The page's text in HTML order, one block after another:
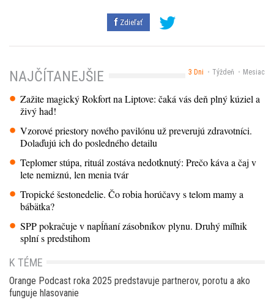
Zdieľať
3 Dni Týždeň Mesiac
NAJČÍTANEJŠIE
Zažite magický Rokfort na Liptove: čaká vás deň plný kúziel a
živý had!
Vzorové priestory nového pavilónu už preverujú zdravotníci.
Dolaďujú ich do posledného detailu
Teplomer stúpa, rituál zostáva nedotknutý: Prečo káva a čaj v
lete nemiznú, len menia tvár
Tropické šestonedelie. Čo robia horúčavy s telom mamy a
bábätka?
SPP pokračuje v napĺňaní zásobníkov plynu. Druhý míľnik
splní s predstihom
K TÉME
Orange Podcast roka 2025 predstavuje partnerov, porotu a ako
funguje hlasovanie